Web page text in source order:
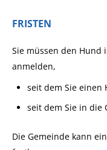
FRISTEN
Sie müssen den Hund
anmelden,
seit dem Sie einen
seit dem Sie in die
Die Gemeinde kann